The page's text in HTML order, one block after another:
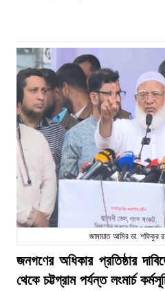
জামায়াত আমির ডা. শফিকুর
জনগণের অধিকার প্রতিষ্ঠার
থেকে চট্টগ্রাম পর্যন্ত লংমার্চ